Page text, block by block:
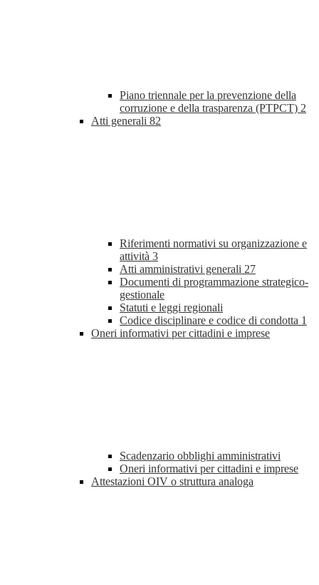
Piano triennale per la prevenzione della
corruzione e della trasparenza (PTPCT) 2
Atti generali 82
Riferimenti normativi su organizzazione e
attività 3
Atti amministrativi generali 27
Documenti di programmazione strategico-
gestionale
Statuti e leggi regionali
Codice disciplinare e codice di condotta 1
Oneri informativi per cittadini e imprese
Scadenzario obblighi amministrativi
Oneri informativi per cittadini e imprese
Attestazioni OIV o struttura analoga